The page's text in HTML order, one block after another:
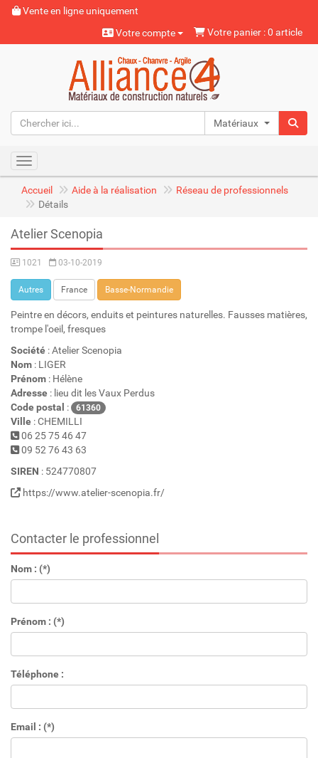
Vente en ligne uniquement
Votre compte
Votre panier : 0 article
Matériaux naturels
Toggle navigation
Accueil Aide à la réalisation
Réseau de professionnels
Détails
Atelier Scenopia
1021 03-10-2019
Autres France Basse-Normandie
Peintre en décors, enduits et peintures naturelles. Fausses matières,
trompe l'oeil, fresques
Société : Atelier Scenopia
Nom : LIGER
Prénom : Hélène
Adresse : lieu dit les Vaux Perdus
Code postal : 61360
Ville : CHEMILLI
06 25 75 46 47
09 52 76 43 63
SIREN : 524770807
https://www.atelier-scenopia.fr/
Contacter le professionnel
Nom : (*)
Prénom : (*)
Téléphone :
Email : (*)